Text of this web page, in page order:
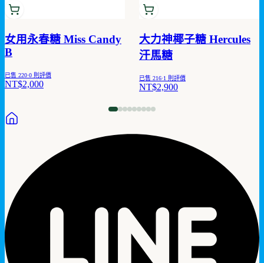
女用永春糖 Miss Candy
B
已售 220·0 則評價
NT$2,000
大力神椰子糖 Hercules
汗馬糖
已售 216·1 則評價
NT$2,900